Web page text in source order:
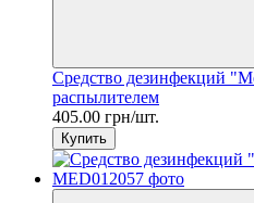
Средство дезинфекций
распылителем
405.00 грн/шт.
Купить